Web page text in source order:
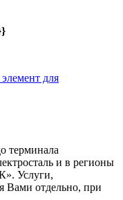
для
терминала
и в регионы
Услуги,
Вами отдельно, при